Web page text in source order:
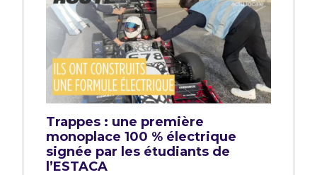
Trappes : une première
monoplace 100 % électrique
signée par les étudiants de
l’ESTACA